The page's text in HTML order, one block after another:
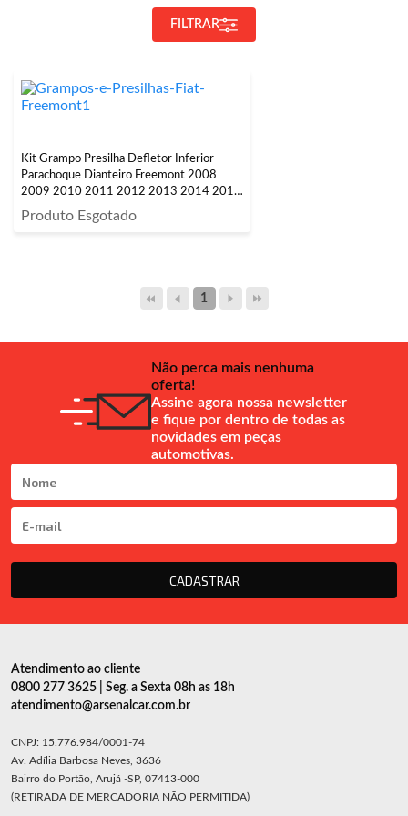
FILTRAR
Kit Grampo Presilha Defletor Inferior
Parachoque Dianteiro Freemont 2008
2009 2010 2011 2012 2013 2014 2015
2016 26 Peças
Produto Esgotado
1
Não perca mais nenhuma
oferta!
Assine agora nossa newsletter
e fique por dentro de todas as
novidades em peças
automotivas.
CADASTRAR
Atendimento ao cliente
0800 277 3625 | Seg. a Sexta 08h as 18h
atendimento@arsenalcar.com.br
CNPJ: 15.776.984/0001-74
Av. Adília Barbosa Neves, 3636
Bairro do Portão, Arujá -SP, 07413-000
(RETIRADA DE MERCADORIA NÃO PERMITIDA)